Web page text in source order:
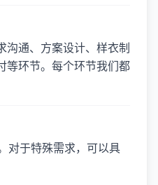
沟通、方案设计、样衣制
等环节。每个环节我们都
对于特殊需求，可以具